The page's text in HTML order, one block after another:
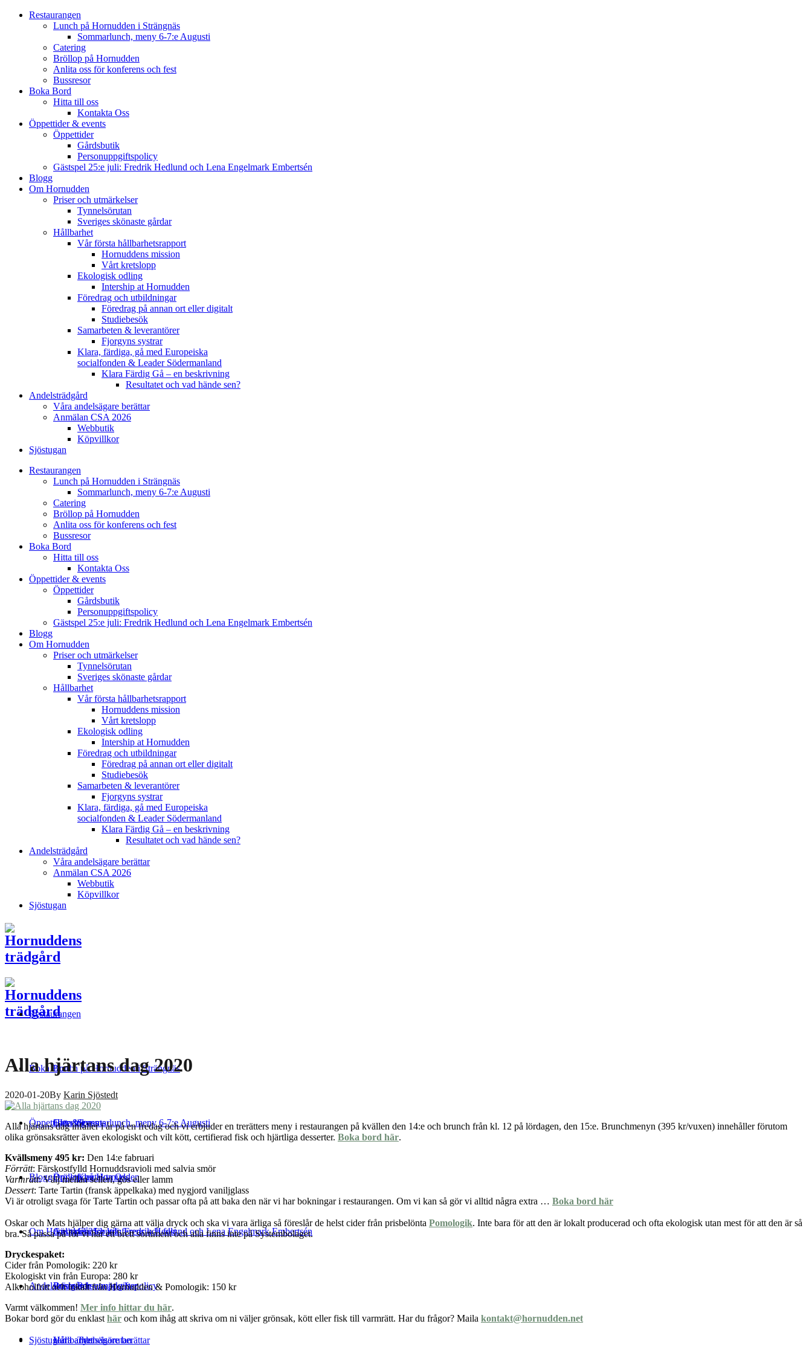
Restaurangen
Lunch på Hornudden i Strängnäs
Sommarlunch, meny 6-7:e Augusti
Catering
Bröllop på Hornudden
Anlita oss för konferens och fest
Bussresor
Boka Bord
Hitta till oss
Kontakta Oss
Öppettider & events
Öppettider
Gårdsbutik
Personuppgiftspolicy
Gästspel 25:e juli: Fredrik Hedlund och Lena Engelmark Embertsén
Blogg
Om Hornudden
Priser och utmärkelser
Tynnelsörutan
Sveriges skönaste gårdar
Hållbarhet
Vår första hållbarhetsrapport
Hornuddens mission
Vårt kretslopp
Ekologisk odling
Intership at Hornudden
Föredrag och utbildningar
Föredrag på annan ort eller digitalt
Studiebesök
Samarbeten & leverantörer
Fjorgyns systrar
Klara, färdiga, gå med Europeiska
socialfonden & Leader Södermanland
Klara Färdig Gå – en beskrivning
Resultatet och vad hände sen?
Andelsträdgård
Våra andelsägare berättar
Anmälan CSA 2026
Webbutik
Köpvillkor
Sjöstugan
Restaurangen
Lunch på Hornudden i Strängnäs
Sommarlunch, meny 6-7:e Augusti
Catering
Bröllop på Hornudden
Anlita oss för konferens och fest
Bussresor
Boka Bord
Hitta till oss
Kontakta Oss
Öppettider & events
Öppettider
Gårdsbutik
Personuppgiftspolicy
Gästspel 25:e juli: Fredrik Hedlund och Lena Engelmark Embertsén
Blogg
Om Hornudden
Priser och utmärkelser
Tynnelsörutan
Sveriges skönaste gårdar
Hållbarhet
Vår första hållbarhetsrapport
Hornuddens mission
Vårt kretslopp
Ekologisk odling
Intership at Hornudden
Föredrag och utbildningar
Föredrag på annan ort eller digitalt
Studiebesök
Samarbeten & leverantörer
Fjorgyns systrar
Klara, färdiga, gå med Europeiska
socialfonden & Leader Södermanland
Klara Färdig Gå – en beskrivning
Resultatet och vad hände sen?
Andelsträdgård
Våra andelsägare berättar
Anmälan CSA 2026
Webbutik
Köpvillkor
Sjöstugan
Restaurangen
Lunch på Hornudden i Strängnäs
Sommarlunch, meny 6-7:e Augusti
Catering
Bröllop på Hornudden
Anlita oss för konferens och fest
Bussresor
Boka Bord
Hitta till oss
Kontakta Oss
Öppettider & events
Öppettider
Gårdsbutik
Personuppgiftspolicy
Gästspel 25:e juli: Fredrik Hedlund och Lena Engelmark Embertsén
Blogg
Om Hornudden
Priser och utmärkelser
Tynnelsörutan
Hållbarhet
Andelsträdgård
Våra andelsägare berättar
Sjöstugan
Alla hjärtans dag 2020
2020-01-20By Karin Sjöstedt
Alla hjärtans dag infaller i år på en fredag och vi erbjuder en trerätters meny i restaurangen på kvällen den 14:e och brunch från kl. 12 på lördagen, den 15:e. Brunchmenyn (395 kr/vuxen) innehåller förutom
olika grönsaksrätter även ekologiskt och vilt kött, certifierad fisk och hjärtliga desserter. Boka bord här.
Kvällsmeny 495 kr: Den 14:e fabruari
Förrätt: Färskostfylld Hornuddsravioli med salvia smör
Varmrätt: Välj mellan selleri, gös eller lamm
Dessert: Tarte Tartin (fransk äppelkaka) med nygjord vaniljglass
Vi är otroligt svaga för Tarte Tartin och passar ofta på att baka den när vi har bokningar i restaurangen. Om vi kan så gör vi alltid några extra … Boka bord här
Oskar och Mats hjälper dig gärna att välja dryck och ska vi vara ärliga så föreslår de helst cider från prisbelönta Pomologik. Inte bara för att den är lokalt producerad och ofta ekologisk utan mest för att den är så
bra. Så passa på för vi har ett brett sortiment och alla finns inte på Systembolaget.
Dryckespaket:
Cider från Pomologik: 220 kr
Ekologiskt vin från Europa: 280 kr
Alkoholfritt och lokalt från Hornudden & Pomologik: 150 kr
Varmt välkommen! Mer info hittar du här.
Bokar bord gör du enklast här och kom ihåg att skriva om ni väljer grönsak, kött eller fisk till varmrätt. Har du frågor? Maila kontakt@hornudden.net